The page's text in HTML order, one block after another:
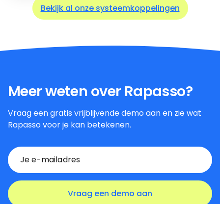
Bekijk al onze systeemkoppelingen
Meer weten over Rapasso?
Vraag een gratis vrijblijvende demo aan en zie wat
Rapasso voor je kan betekenen.